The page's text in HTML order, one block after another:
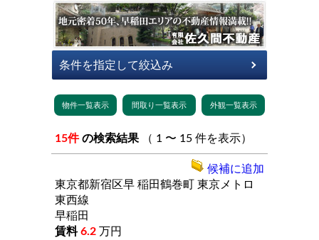
15件 の検索結果 （ 1 〜 15 件を表示）
東京都新宿区早 稲田鶴巻町 東京メトロ
東西線
早稲田
6.2 万円
候補に追加